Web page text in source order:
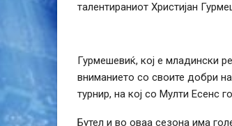
талентираниот Христијан
Гурмешевиќ, кој е младински
вниманието со своите добри
турнир, на кој со Мулти Есенс
Бутел и во оваа сезона има